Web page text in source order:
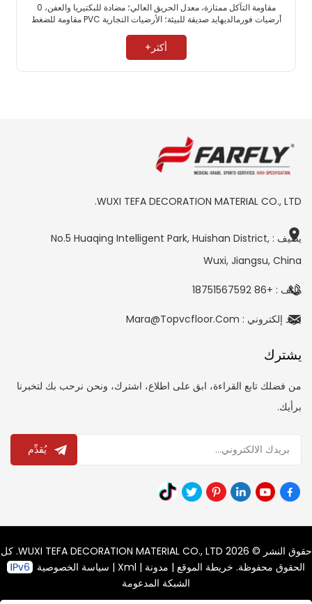
مقاومة التآكل ممتازة، معدل الحريق العالي؛ مضادة للبكتيريا والعفن، 0
أرضيات فورمالديهايد صديقة للبيئة؛ الأرضيات التجارية PVC مقاومة للضغط
أكثر+
WUXI TEFA DECORATION MATERIAL CO., LTD.
يضيف : No.5 Huaqing Intelligent Park, Huishan District,
Wuxi, Jiangsu, China
هاتف : +86 18751567592
بريد إلكتروني : Mara@topvcfloor.com
يشترك
من فضلك تابع القراءة، ابق على اطلاع، اشترك، ونحن نرحب بك لتخبرنا
برأيك.
يُقدِّم
حقوق النشر © 2026 WUXI TEFA DECORATION MATERIAL CO., LTD. كل
الحقوق محفوظة. خريطة الموقع | مدونة |
Xml
| سياسة الخصوصية
الشبكة المدعومة